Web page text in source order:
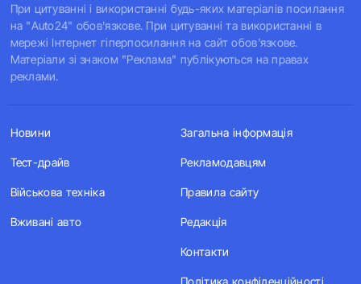
При цитуванні і використанні будь-яких матеріалів посилання
на "Auto24" обов'язкове. При цитуванні та використанні в
мережі Інтернет гіперпосилання на сайт обов'язкове.
Матеріали зі знаком "Реклама" публікуються на правах
реклами.
Новини
Тест-драйв
Військова техніка
Вживані авто
Загальна інформація
Рекламодавцям
Правила сайту
Редакція
Контакти
Політика конфіденційності